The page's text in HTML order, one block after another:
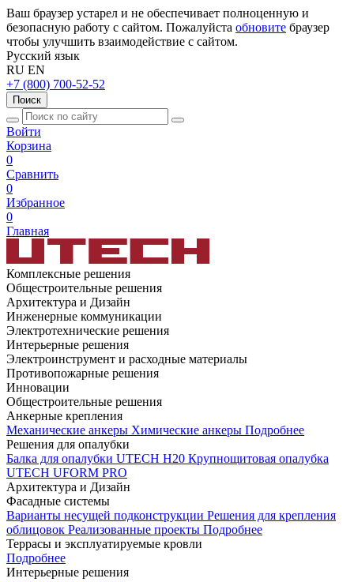
Ваш браузер устарел и не обеспечивает полноценную и
безопасную работу с сайтом. Пожалуйста обновите браузер
чтобы улучшить взаимодействие с сайтом.
Русский язык
RU EN
+7 (800) 700-52-52
Поиск
Войти
Корзина
0
Сравнить
0
Избранное
0
Главная
Комплексные решения
Общестроительные решения
Архитектура и Дизайн
Инженерные коммуникации
Электротехнические решения
Интерьерные решения
Электроинструмент и расходные материалы
Противопожарные решения
Инновации
Общестроительные решения
Анкерные крепления
Механические анкеры Химические анкеры Подробнее
Решения для опалубки
Балка для опалубки UTECH H20 Крупнощитовая опалубка
UTECH UFORM PRO
Архитектура и Дизайн
Фасадные системы
Варианты несущей подконструкции Решения для крепления
облицовок Реализованные проекты Подробнее
Террасы и эксплуатируемые кровли
Подробнее
Интерьерные решения